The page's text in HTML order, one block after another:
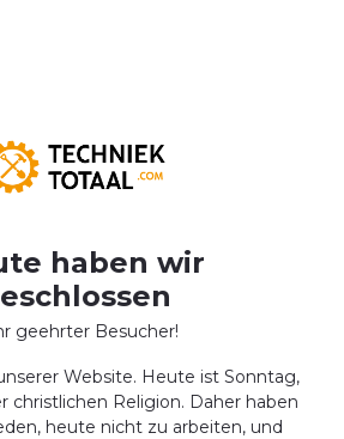
haben wir
geehrter Besucher!
Website. Heute ist Sonntag,
christlichen Religion. Daher haben
heute nicht zu arbeiten, und